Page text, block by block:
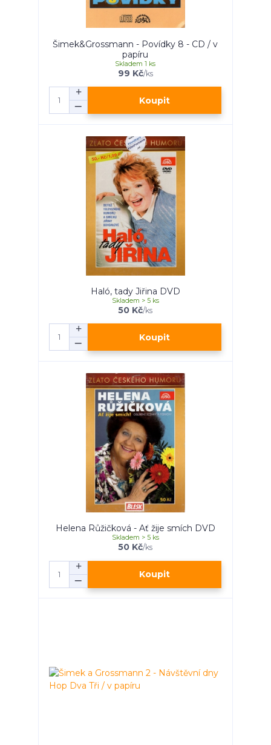
Šimek&Grossmann - Povídky 8 - CD / v
papíru
99 Kč/ks
Skladem 1 ks
Koupit
Haló, tady Jiřina DVD
50 Kč/ks
Skladem > 5 ks
Koupit
Helena Růžičková - Ať žije smích DVD
50 Kč/ks
Skladem > 5 ks
Koupit